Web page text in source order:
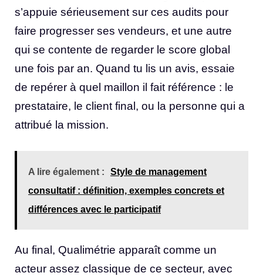
s’appuie sérieusement sur ces audits pour
faire progresser ses vendeurs, et une autre
qui se contente de regarder le score global
une fois par an. Quand tu lis un avis, essaie
de repérer à quel maillon il fait référence : le
prestataire, le client final, ou la personne qui a
attribué la mission.
A lire également :
Style de management
consultatif : définition, exemples concrets et
différences avec le participatif
Au final, Qualimétrie apparaît comme un
acteur assez classique de ce secteur, avec